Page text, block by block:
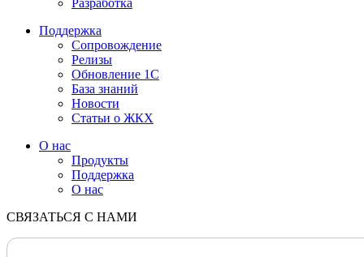
Поддержка
Сопровождение
Релизы
Обновление 1С
База знаний
Новости
Статьи о ЖКХ
О нас
Продукты
Поддержка
О нас
СВЯЗАТЬСЯ С НАМИ